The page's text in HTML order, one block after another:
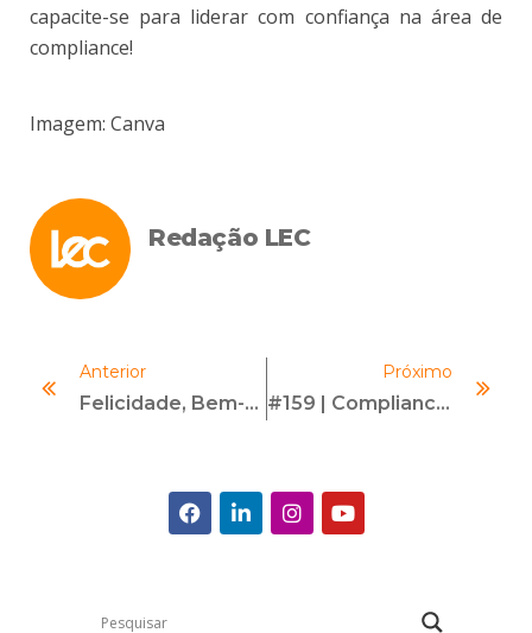
capacite-se para liderar com confiança na área de
compliance!
Imagem: Canva
Redação LEC
Anterior
Felicidade, Bem-Estar E Integridade: Influência Direta No Comportamento Ético Nas Organizações
Próximo
#159 | Compliance Como Conduta Humana | Com Carolina Gazoni